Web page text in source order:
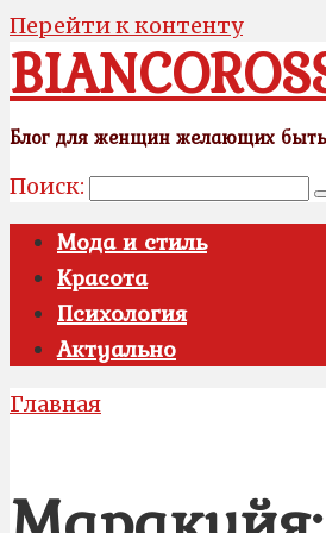
Перейти к контенту
Блог для женщин желающих
Поиск:
Мода и стиль
Красота
Психология
Актуально
Главная